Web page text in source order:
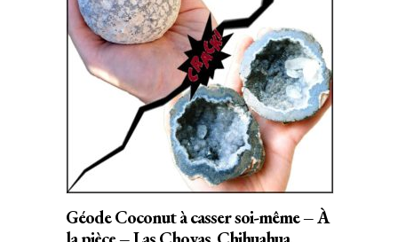
CHOIX DES OPTIONS
Ce
produit
a
plusieurs
variations.
peuvent
être
Géode Coconut à casser soi-même – À